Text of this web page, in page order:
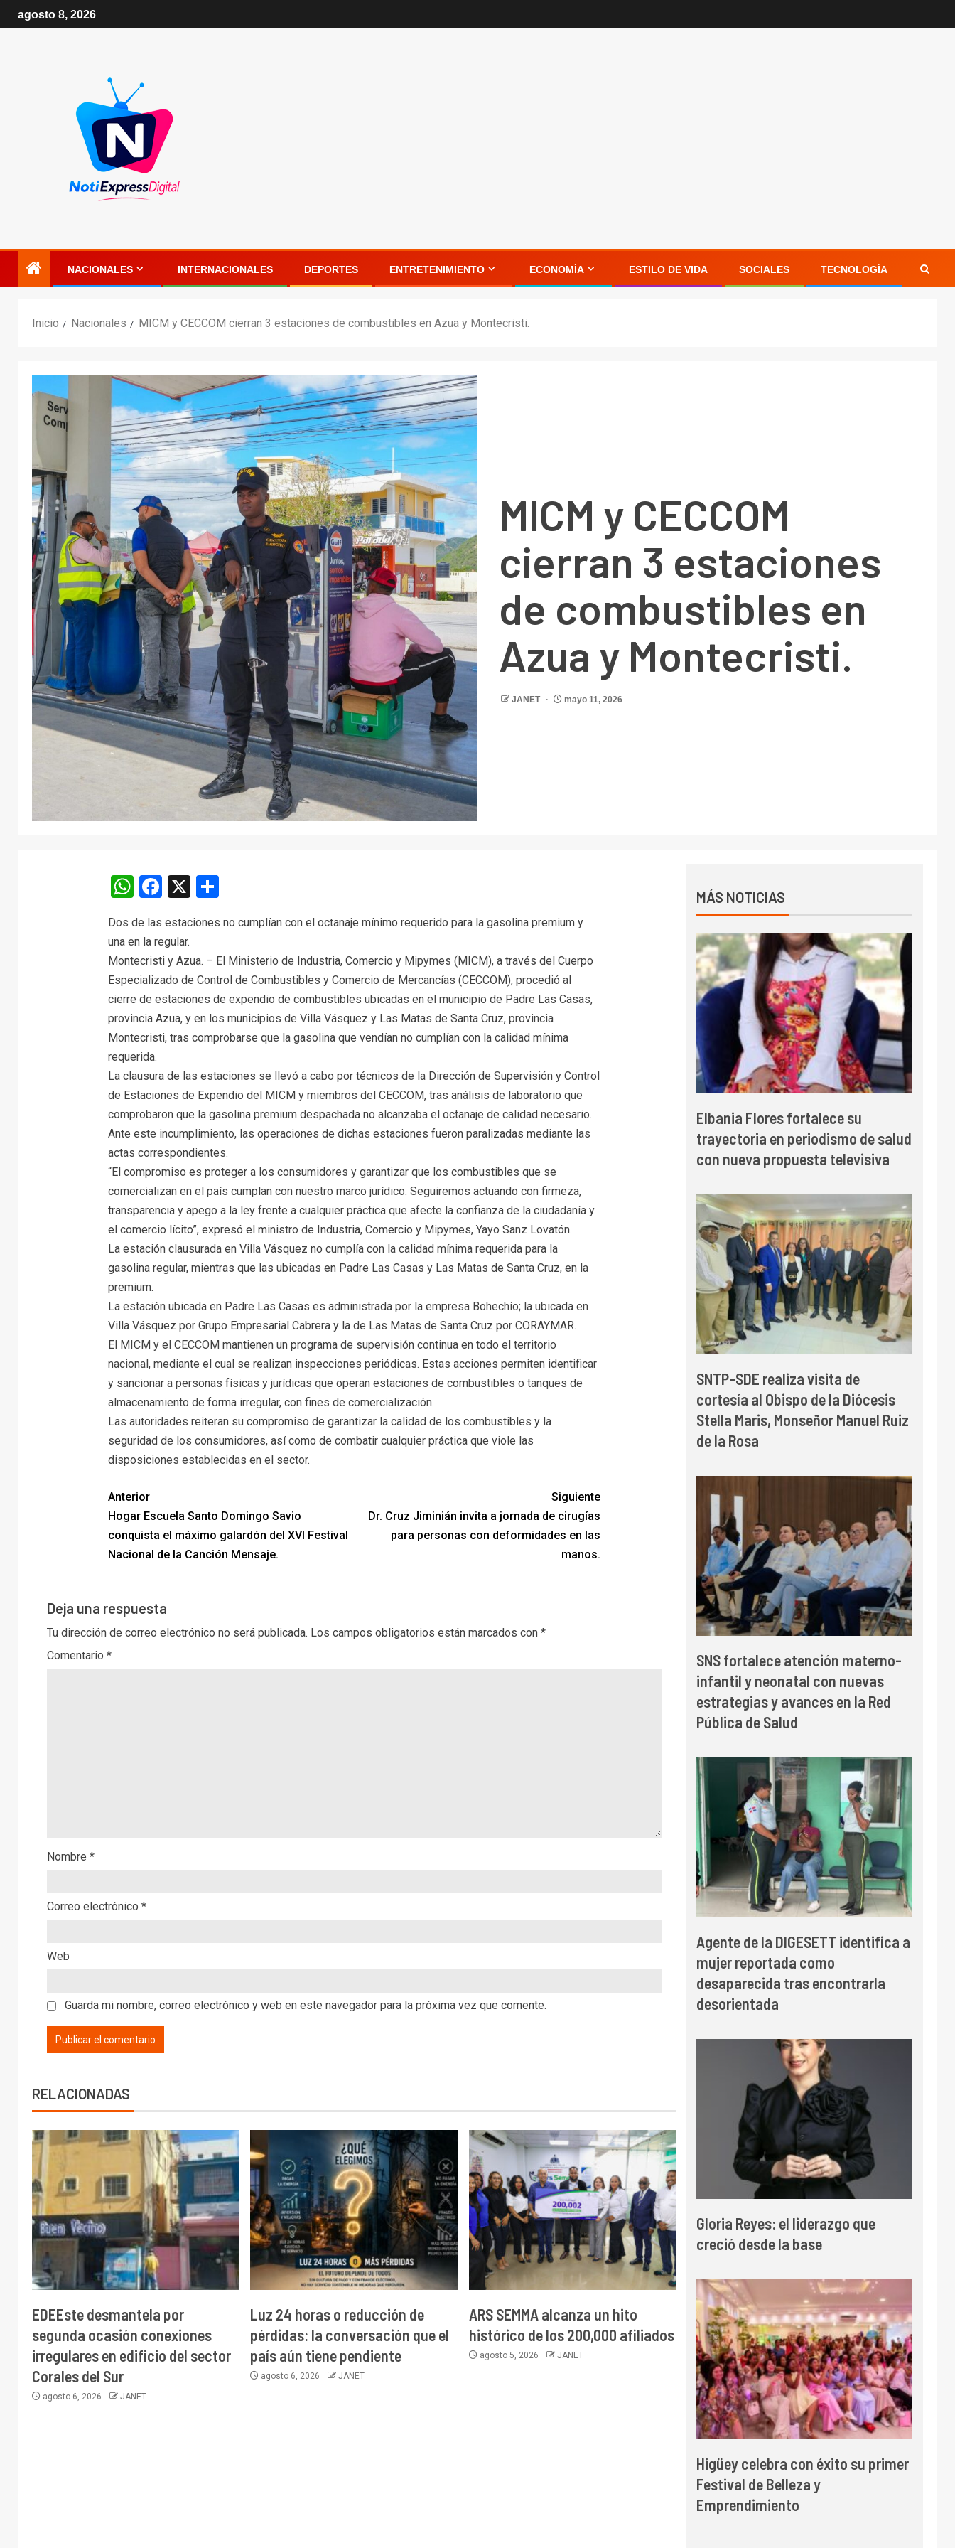
agosto 8, 2026
NACIONALES INTERNACIONALES DEPORTES ENTRETENIMIENTO ECONOMÍA ESTILO DE VIDA SOCIALES TECNOLOGÍA
Inicio Nacionales MICM y CECCOM cierran 3 estaciones de combustibles en Azua y Montecristi.
MICM y CECCOM
cierran 3 estaciones
de combustibles en
Azua y Montecristi.
JANET mayo 11, 2026
WhatsApp
Facebook
X Compartir
Dos de las estaciones no cumplían con el octanaje mínimo requerido para la gasolina premium y
una en la regular.
Montecristi y Azua. – El Ministerio de Industria, Comercio y Mipymes (MICM), a través del Cuerpo
Especializado de Control de Combustibles y Comercio de Mercancías (CECCOM), procedió al
cierre de estaciones de expendio de combustibles ubicadas en el municipio de Padre Las Casas,
provincia Azua, y en los municipios de Villa Vásquez y Las Matas de Santa Cruz, provincia
Montecristi, tras comprobarse que la gasolina que vendían no cumplían con la calidad mínima
requerida.
La clausura de las estaciones se llevó a cabo por técnicos de la Dirección de Supervisión y Control
de Estaciones de Expendio del MICM y miembros del CECCOM, tras análisis de laboratorio que
comprobaron que la gasolina premium despachada no alcanzaba el octanaje de calidad necesario.
Ante este incumplimiento, las operaciones de dichas estaciones fueron paralizadas mediante las
actas correspondientes.
“El compromiso es proteger a los consumidores y garantizar que los combustibles que se
comercializan en el país cumplan con nuestro marco jurídico. Seguiremos actuando con firmeza,
transparencia y apego a la ley frente a cualquier práctica que afecte la confianza de la ciudadanía y
el comercio lícito”, expresó el ministro de Industria, Comercio y Mipymes, Yayo Sanz Lovatón.
La estación clausurada en Villa Vásquez no cumplía con la calidad mínima requerida para la
gasolina regular, mientras que las ubicadas en Padre Las Casas y Las Matas de Santa Cruz, en la
premium.
La estación ubicada en Padre Las Casas es administrada por la empresa Bohechío; la ubicada en
Villa Vásquez por Grupo Empresarial Cabrera y la de Las Matas de Santa Cruz por CORAYMAR.
El MICM y el CECCOM mantienen un programa de supervisión continua en todo el territorio
nacional, mediante el cual se realizan inspecciones periódicas. Estas acciones permiten identificar
y sancionar a personas físicas y jurídicas que operan estaciones de combustibles o tanques de
almacenamiento de forma irregular, con fines de comercialización.
Las autoridades reiteran su compromiso de garantizar la calidad de los combustibles y la
seguridad de los consumidores, así como de combatir cualquier práctica que viole las
disposiciones establecidas en el sector.
Anterior
Hogar Escuela Santo Domingo Savio
conquista el máximo galardón del XVI Festival
Nacional de la Canción Mensaje.
Siguiente
Dr. Cruz Jiminián invita a jornada de cirugías
para personas con deformidades en las
manos.
Deja una respuesta
Tu dirección de correo electrónico no será publicada. Los campos obligatorios están marcados con *
Comentario *
Nombre *
Correo electrónico *
Web
Guarda mi nombre, correo electrónico y web en este navegador para la próxima vez que comente.
RELACIONADAS
EDEEste desmantela por
segunda ocasión conexiones
irregulares en edificio del sector
Corales del Sur
agosto 6, 2026 JANET
Luz 24 horas o reducción de
pérdidas: la conversación que el
país aún tiene pendiente
agosto 6, 2026 JANET
ARS SEMMA alcanza un hito
histórico de los 200,000 afiliados
agosto 5, 2026 JANET
MÁS NOTICIAS
Elbania Flores fortalece su
trayectoria en periodismo de salud
con nueva propuesta televisiva
SNTP-SDE realiza visita de
cortesía al Obispo de la Diócesis
Stella Maris, Monseñor Manuel Ruiz
de la Rosa
SNS fortalece atención materno-
infantil y neonatal con nuevas
estrategias y avances en la Red
Pública de Salud
Agente de la DIGESETT identifica a
mujer reportada como
desaparecida tras encontrarla
desorientada
Gloria Reyes: el liderazgo que
creció desde la base
Higüey celebra con éxito su primer
Festival de Belleza y
Emprendimiento